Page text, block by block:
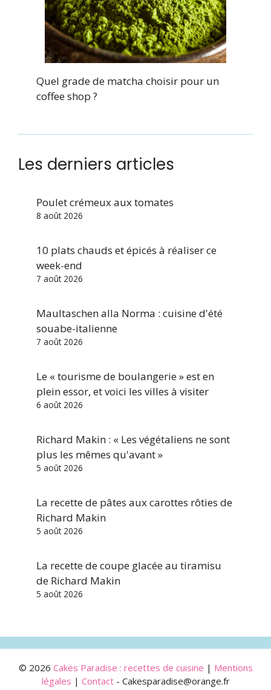
Quel grade de matcha choisir pour un
coffee shop ?
Les derniers articles
Poulet crémeux aux tomates
8 août 2026
10 plats chauds et épicés à réaliser ce
week-end
7 août 2026
Maultaschen alla Norma : cuisine d'été
souabe-italienne
7 août 2026
Le « tourisme de boulangerie » est en
plein essor, et voici les villes à visiter
6 août 2026
Richard Makin : « Les végétaliens ne sont
plus les mêmes qu'avant »
5 août 2026
La recette de pâtes aux carottes rôties de
Richard Makin
5 août 2026
La recette de coupe glacée au tiramisu
de Richard Makin
5 août 2026
© 2026 Cakes Paradise : recettes de cuisine | Mentions
légales | Contact- Cakesparadise@orange.fr